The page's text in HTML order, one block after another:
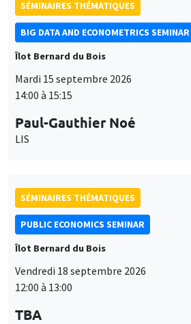
SÉMINAIRES THÉMATIQUES
BIG DATA AND ECONOMETRICS SEMINAR
Îlot Bernard du Bois
Mardi 15 septembre 2026
14:00 à 15:15
Paul-Gauthier Noé
LIS
SÉMINAIRES THÉMATIQUES
PUBLIC ECONOMICS SEMINAR
Îlot Bernard du Bois
Vendredi 18 septembre 2026
12:00 à 13:00
TBA